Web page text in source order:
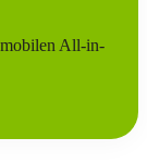
All-in-